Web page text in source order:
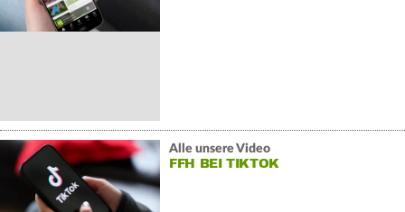
Alle unsere Video
FFH BEI TIKTOK